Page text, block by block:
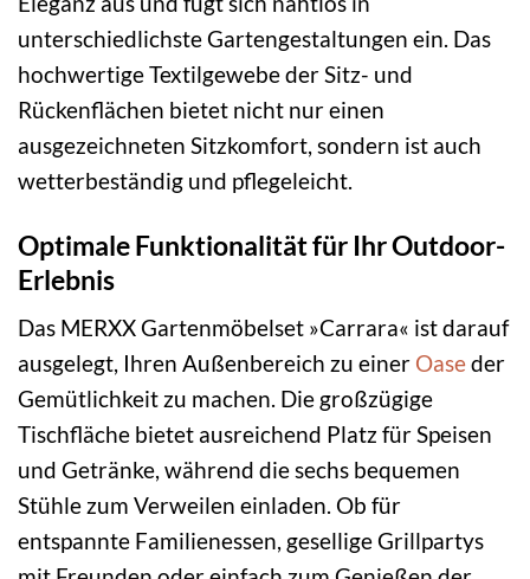
unterschiedlichste Gartengestaltungen ein. Das
hochwertige Textilgewebe der Sitz- und
Rückenflächen bietet nicht nur einen
ausgezeichneten Sitzkomfort, sondern ist auch
wetterbeständig und pflegeleicht.
Optimale Funktionalität für Ihr Outdoor-
Erlebnis
Das MERXX Gartenmöbelset »Carrara« ist darauf
ausgelegt, Ihren Außenbereich zu einer Oaseder
Gemütlichkeit zu machen. Die großzügige
Tischfläche bietet ausreichend Platz für Speisen
und Getränke, während die sechs bequemen
Stühle zum Verweilen einladen. Ob für
entspannte Familienessen, gesellige Grillpartys